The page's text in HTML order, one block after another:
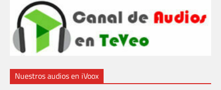
Nuestros audios en iVoox